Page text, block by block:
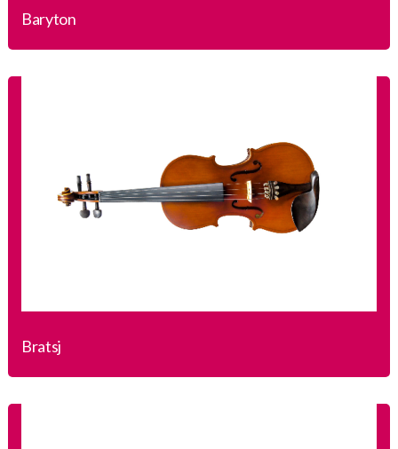
Baryton
Bratsj